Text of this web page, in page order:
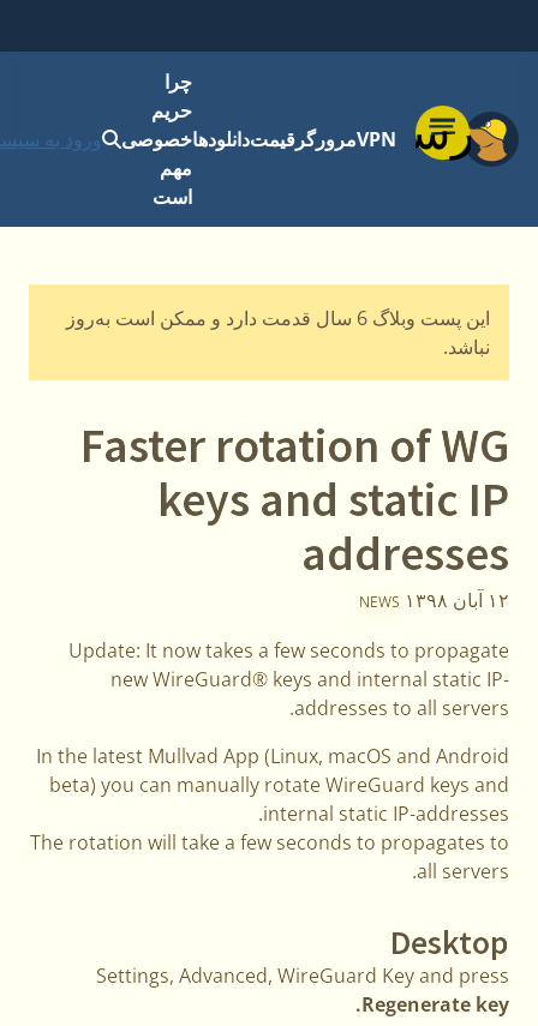
فهرست
VPNمرورگرقیمتدانلودها
چرا
حریم
خصوصی
مهم
است
ورود به
این پست وبلاگ 6 سال قدمت دارد و ممکن است به‌روز
نباشد.
Faster rotation of WG
keys and static IP
addresses
۱۲ آبان ۱۳۹۸ NEWS
Update: It now takes a few seconds to propagate
new WireGuard® keys and internal static IP-
addresses to all servers.
In the latest Mullvad App (Linux, macOS and Android
beta) you can manually rotate WireGuard keys and
internal static IP-addresses.
The rotation will take a few seconds to propagates to
all servers.
Desktop
Settings, Advanced, WireGuard Key and press
Regenerate key.